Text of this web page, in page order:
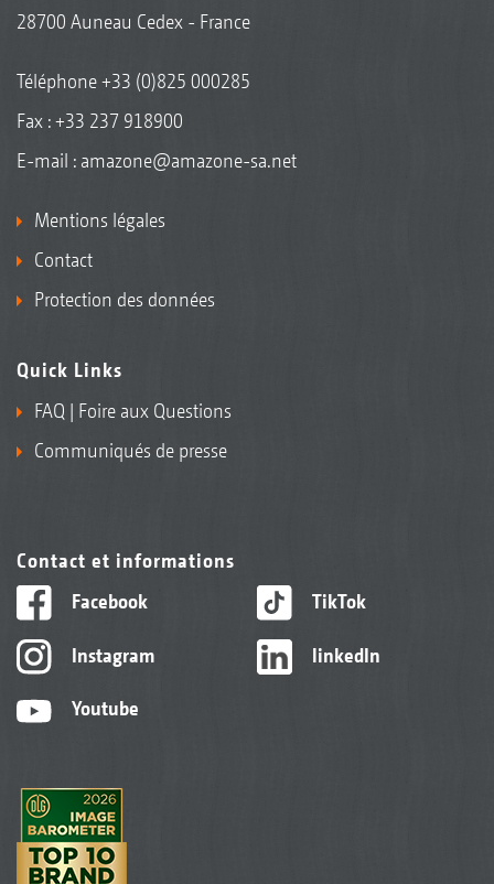
28700 Auneau Cedex - France
Téléphone+33 (0)825 000285
Fax : +33 237 918900
E-mail : amazone@amazone-sa.net
Mentions légales
Contact
Protection des données
Quick Links
FAQ | Foire aux Questions
Communiqués de presse
Contact et informations
Facebook
Instagram
Youtube
TikTok
linkedIn